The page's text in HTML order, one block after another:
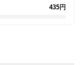
435円